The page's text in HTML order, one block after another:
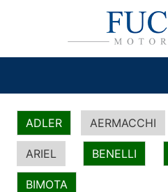
ADLER AERMACCHI
ARIEL BENELLI
BIMOTA